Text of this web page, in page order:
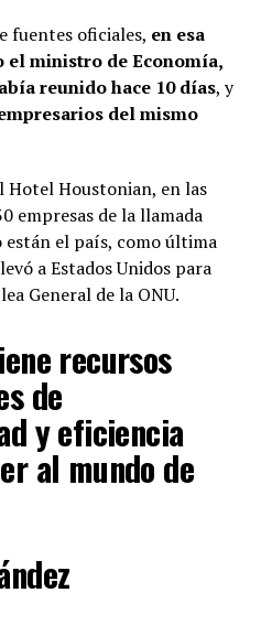
fuentes oficiales, en esa
ministro de Economía,
reunido hace 10 días, y
del mismo
Hotel Houstonian, en las
empresas de la llamada
están el país, como última
a Estados Unidos para
General de la ONU.
recursos
de
y eficiencia
al mundo de